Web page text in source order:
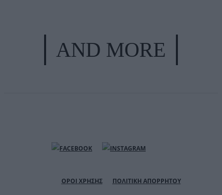
AND MORE
ΟΡΟΙ ΧΡΗΣΗΣ ΠΟΛΙΤΙΚΗ ΑΠΟΡΡΗΤΟΥ